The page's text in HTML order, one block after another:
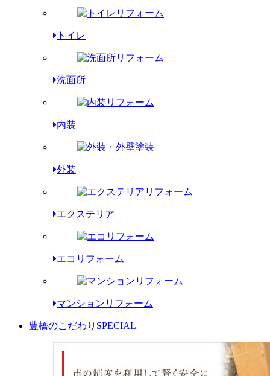
トイレ
洗面所
内装
外装
エクステリア
エコリフォーム
マンションリフォーム
豊橋のこだわり SPECIAL